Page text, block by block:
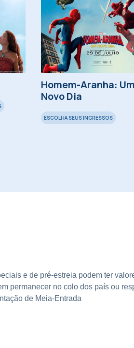
Homem-Aranha: Um
Novo Dia
ESCOLHA SEUS INGRESSOS
e de pré-estreia podem ter
permanecer no colo dos país ou
de Meia-Entrada